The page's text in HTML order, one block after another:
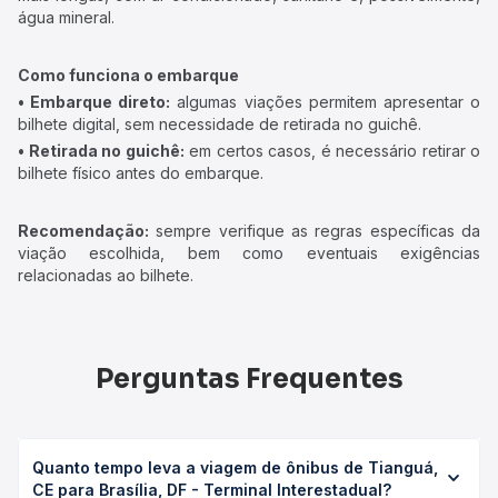
água mineral.
Como funciona o embarque
• Embarque direto: algumas viações permitem apresentar o
bilhete digital, sem necessidade de retirada no guichê.
• Retirada no guichê: em certos casos, é necessário retirar o
bilhete físico antes do embarque.
Recomendação: sempre verifique as regras específicas da
viação escolhida, bem como eventuais exigências
relacionadas ao bilhete.
Perguntas Frequentes
Quanto tempo leva a viagem de ônibus de Tianguá,
CE para Brasília, DF - Terminal Interestadual?